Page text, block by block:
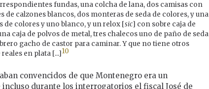
fundas, una colcha de lana, dos camisas con
de calzones blancos, dos monteras de seda de colores, y una
de colores y uno blanco, y un relox [sic] con sobre caja de
caja de polvos de metal, tres chalecos uno de paño de seda
gacho de castor para caminar. Y que no tiene otros
en plata [...]10
convencidos de que Montenegro era un
durante los interrogatorios el fiscal José de